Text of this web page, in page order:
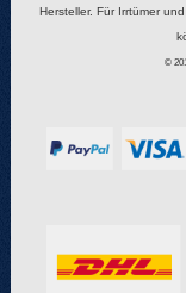
Hersteller. Für Irrtümer
©